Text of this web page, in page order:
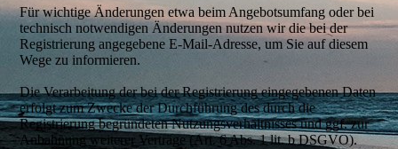
Für wichtige Änderungen etwa beim Angebotsumfang oder bei
technisch notwendigen Änderungen nutzen wir die bei der
Registrierung angegebene E-Mail-Adresse, um Sie auf diesem
Wege zu informieren.
Die Verarbeitung der bei der Registrierung eingegebenen Daten
erfolgt zum Zwecke der Durchführung des durch die
Registrierung begründeten Nutzungsverhältnisses und ggf. zur
Anbahnung weiterer Verträge (Art. 6 Abs. 1 lit. b DSGVO).